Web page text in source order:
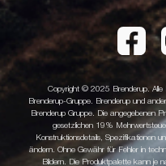
Copyright © 2025 Brenderup. Alle
Brenderup-Gruppe. Brenderup und
Brenderup Gruppe. Die angegebenen
gesetzlichen 19%
Konstruktionsdetails, Spezifikationen
ändern. Ohne Gewähr für Fehler in
Bildern. Die Produktpalette kann je